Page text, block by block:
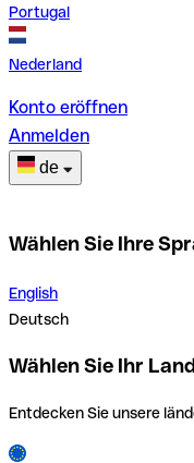
Portugal
Nederland
Konto eröffnen
Anmelden
de
Wählen Sie Ihre
English
Deutsch
Wählen Sie Ihr
Entdecken Sie unsere